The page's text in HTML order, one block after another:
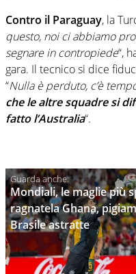
Contro il Paraguay, la
questo, noi ci abbiamo
segnare in contropiede“,
gara. Il tecnico si dice
“Nulla è perduto, c’è
che le altre squadre si
fatto l’Australia“.
Mondiali, le maglie più
ragnatela Ghana,
Brasile astratte